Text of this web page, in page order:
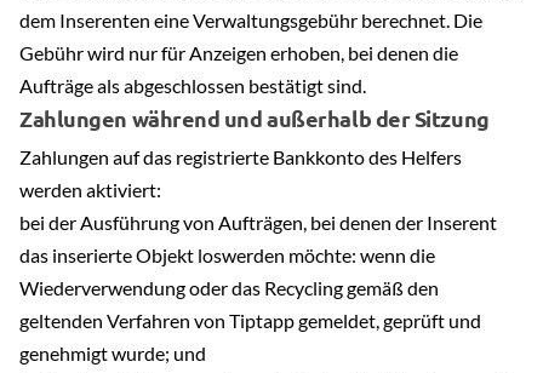
dem Inserenten eine Verwaltungsgebühr berechnet. Die
Gebühr wird nur für Anzeigen erhoben, bei denen die
Aufträge als abgeschlossen bestätigt sind.
Zahlungen während und außerhalb der Sitzung
Zahlungen auf das registrierte Bankkonto des Helfers
werden aktiviert:
bei der Ausführung von Aufträgen, bei denen der Inserent
das inserierte Objekt loswerden möchte: wenn die
Wiederverwendung oder das Recycling gemäß den
geltenden Verfahren von Tiptapp gemeldet, geprüft und
genehmigt wurde; und